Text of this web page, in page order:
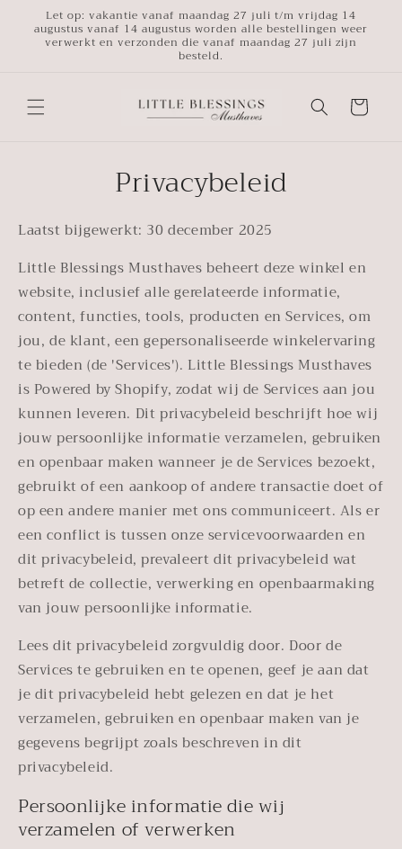
naar de
content
Let op: vakantie vanaf maandag 27 juli t/m vrijdag 14
augustus vanaf 14 augustus worden alle bestellingen weer
verwerkt en verzonden die vanaf maandag 27 juli zijn
besteld.
Winkelwagen
Privacybeleid
Laatst bijgewerkt: 30 december 2025
Little Blessings Musthaves beheert deze winkel en
website, inclusief alle gerelateerde informatie,
content, functies, tools, producten en Services, om
jou, de klant, een gepersonaliseerde winkelervaring
te bieden (de 'Services'). Little Blessings Musthaves
is Powered by Shopify, zodat wij de Services aan jou
kunnen leveren. Dit privacybeleid beschrijft hoe wij
jouw persoonlijke informatie verzamelen, gebruiken
en openbaar maken wanneer je de Services bezoekt,
gebruikt of een aankoop of andere transactie doet of
op een andere manier met ons communiceert. Als er
een conflict is tussen onze servicevoorwaarden en
dit privacybeleid, prevaleert dit privacybeleid wat
betreft de collectie, verwerking en openbaarmaking
van jouw persoonlijke informatie.
Lees dit privacybeleid zorgvuldig door. Door de
Services te gebruiken en te openen, geef je aan dat
je dit privacybeleid hebt gelezen en dat je het
verzamelen, gebruiken en openbaar maken van je
gegevens begrijpt zoals beschreven in dit
privacybeleid.
Persoonlijke informatie die wij
verzamelen of verwerken